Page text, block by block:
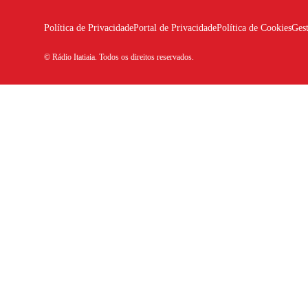
Política de PrivacidadePortal de PrivacidadePolítica de Cookies
© Rádio Itatiaia. Todos os direitos reservados.